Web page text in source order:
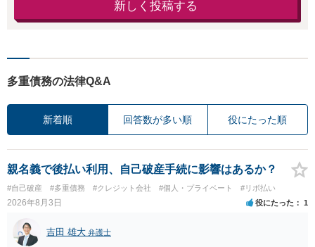
新しく投稿する
多重債務の法律Q&A
新着順 回答数が多い順 役にたった順
親名義で後払い利用、自己破産手続に影響はあるか？
#自己破産 #多重債務 #クレジット会社 #個人・プライベート #リボ払い
2026年8月3日 役にたった 1
吉田 雄大 弁護士